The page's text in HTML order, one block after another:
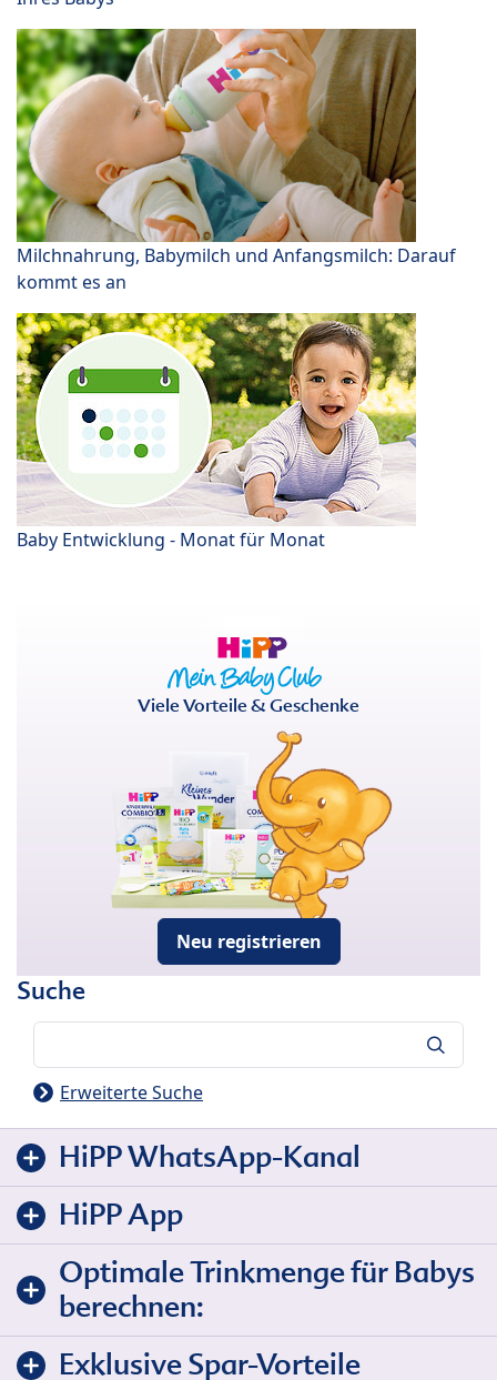
Milchnahrung, Babymilch und Anfangsmilch: Darauf
kommt es an
Baby Entwicklung - Monat für Monat
Viele Vorteile & Geschenke
Neu registrieren
Suche
Erweiterte Suche
HiPP WhatsApp-Kanal
HiPP App
Optimale Trinkmenge für Babys
berechnen:
Exklusive Spar-Vorteile